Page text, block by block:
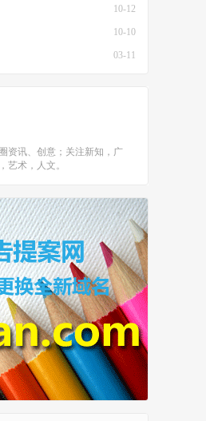
10-12
10-10
03-11
资讯、创意；关注新知，广
艺术，人文。